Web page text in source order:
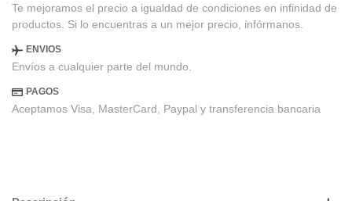
Te mejoramos el precio a igualdad de condiciones en infinidad de
productos. Si lo encuentras a un mejor precio, infórmanos.
ENVIOS
Envíos a cualquier parte del mundo.
PAGOS
Aceptamos Visa, MasterCard, Paypal y transferencia bancaria